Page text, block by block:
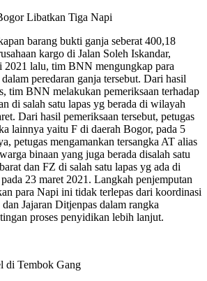
Libatkan Tiga Napi
barang bukti ganja seberat 400,18
kargo di Jalan Soleh Iskandar,
2021 lalu, tim BNN mengungkap para
peredaran ganja tersebut. Dari hasil
tim BNN melakukan pemeriksaan terhadap
di salah satu lapas yg berada di wilayah
Dari hasil pemeriksaan tersebut, petugas
lainnya yaitu F di daerah Bogor, pada 5
petugas mengamankan tersangka AT alias
binaan yang juga berada disalah satu
dan FZ di salah satu lapas yg ada di
23 maret 2021. Langkah penjemputan
para Napi ini tidak terlepas dari koordinasi
Jajaran Ditjenpas dalam rangka
proses penyidikan lebih lanjut.
di Tembok Gang